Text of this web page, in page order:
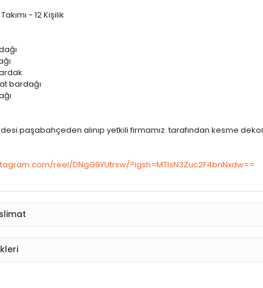
- 12 Kişilik
bardağı
paşabahçeden alınıp yetkili firmamız tarafından kesme
reel/DNgG9YUtrsw/?igsh=MTlsN3Zuc2F4bnNxdw==